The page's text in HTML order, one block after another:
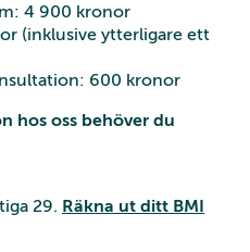
4 900 kronor
(inklusive ytterligare ett
600 kronor
hos oss behöver du
29. Räkna ut ditt BMI